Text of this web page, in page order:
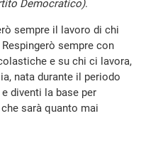
Democratico).
sempre il lavoro di chi
sempre con
e su chi ci lavora,
nata durante il periodo
diventi la base per
sarà quanto mai